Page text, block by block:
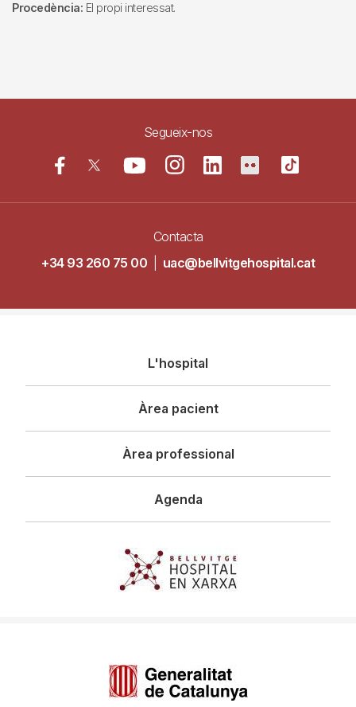
Procedència: El propi interessat.
Segueix-nos
Contacta
+34 93 260 75 00
uac@bellvitgehospital.cat
principal
L'hospital
Àrea pacient
Àrea professional
Agenda